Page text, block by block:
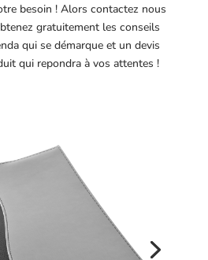
besoin ! Alors contactez nous
gratuitement les conseils
qui se démarque et un devis
qui repondra à vos attentes !